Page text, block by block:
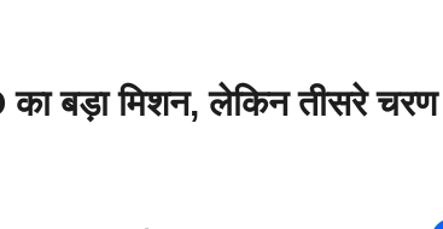
का बड़ा मिशन, लेकिन तीसरे